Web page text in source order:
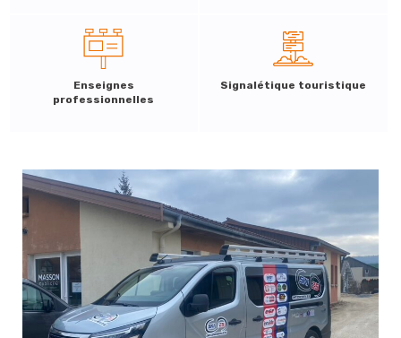
Enseignes
professionnelles
Signalétique touristique